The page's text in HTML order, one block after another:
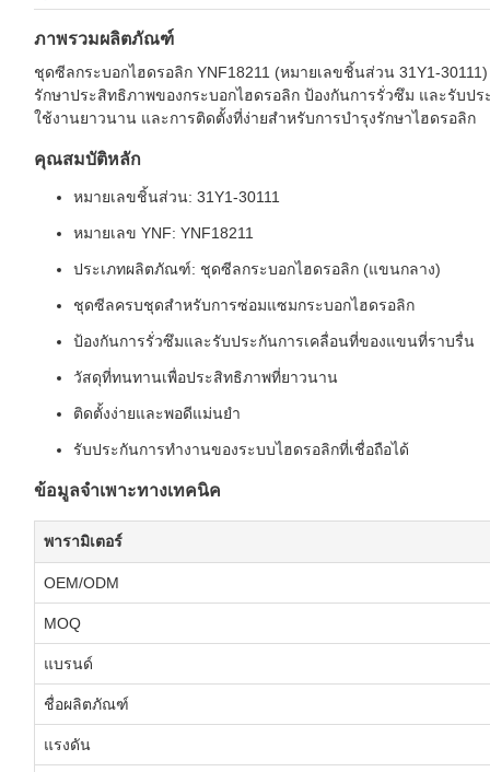
ภาพรวมผลิตภัณฑ์
ชุดซีลกระบอกไฮดรอลิก YNF18211 (หมายเลขชิ้นส่วน 31Y1-
รักษาประสิทธิภาพของกระบอกไฮดรอลิก ป้องกันการรั่วซึม และรับ
ใช้งานยาวนาน และการติดตั้งที่ง่ายสำหรับการบำรุงรักษาไฮดรอลิก
คุณสมบัติหลัก
หมายเลขชิ้นส่วน: 31Y1-30111
หมายเลข YNF: YNF18211
ประเภทผลิตภัณฑ์: ชุดซีลกระบอกไฮดรอลิก (แขนกลาง)
ชุดซีลครบชุดสำหรับการซ่อมแซมกระบอกไฮดรอลิก
ป้องกันการรั่วซึมและรับประกันการเคลื่อนที่ของแขนที่ราบรื่น
วัสดุที่ทนทานเพื่อประสิทธิภาพที่ยาวนาน
ติดตั้งง่ายและพอดีแม่นยำ
รับประกันการทำงานของระบบไฮดรอลิกที่เชื่อถือได้
ข้อมูลจำเพาะทางเทคนิค
พารามิเตอร์
OEM/ODM
MOQ
แบรนด์
ชื่อผลิตภัณฑ์
แรงดัน